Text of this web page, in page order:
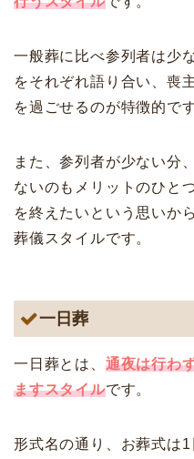
一般葬に比べ参列者は少
をそれぞれ語り合い、喪
を過ごせるのが特徴的です
また、参列者が少ない分
ないのもメリットのひと
を終えたいという思いか
葬儀スタイルです。
一日葬
一日葬とは、 通夜は行わ
ますスタイルです。
形式名の通り、お葬式は